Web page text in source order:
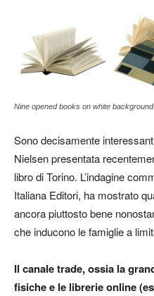
Nine opened books on white background.
Sono decisamente
Nielsen presentata
libro di Torino. L’indagine
Italiana Editori, ha mostrato
ancora piuttosto bene
che inducono le famiglie a
Il canale trade, ossia la
fisiche e le librerie online